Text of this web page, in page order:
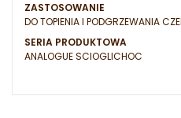
ZASTOSOWANIE
DO TOPIENIA I PODGRZEWANIA
SERIA PRODUKTOWA
ANALOGUE SCIOGLICHOC